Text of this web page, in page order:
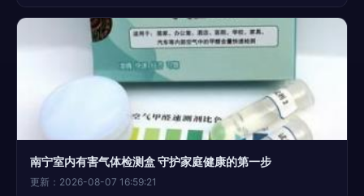
南宁室内有害气体检测盒 守护家庭健康的第一步
更新：2026-08-07 16:59:21